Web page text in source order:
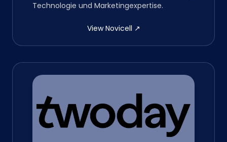
Technologie und Marketingexpertise.
View Novicell ↗